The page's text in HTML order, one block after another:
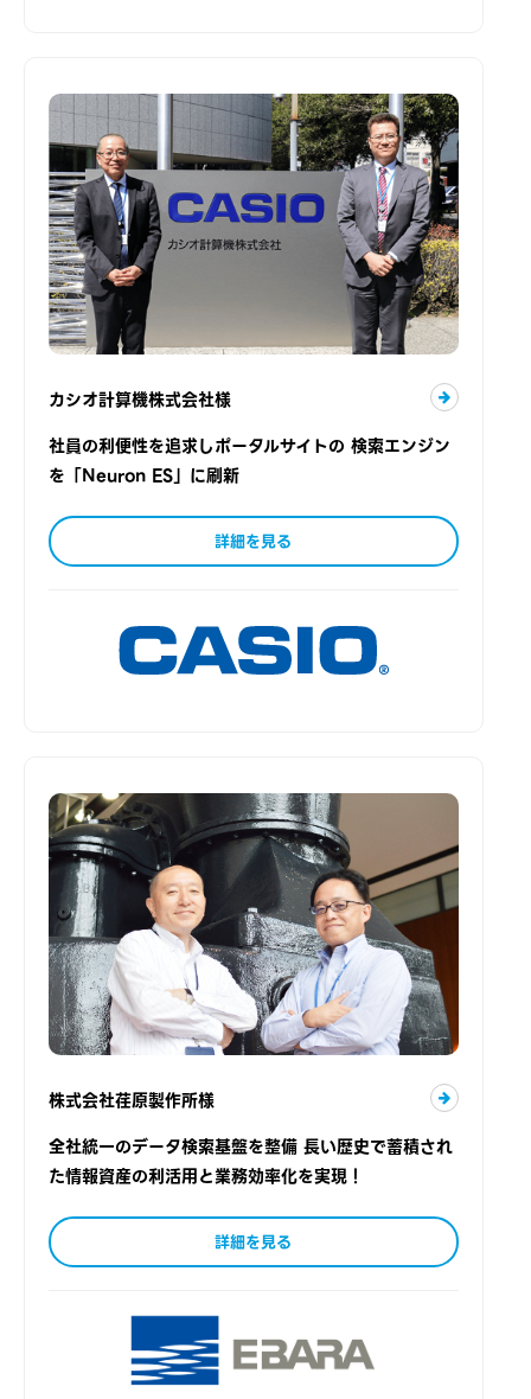
カシオ計算機株式会社様
社員の利便性を追求しポータルサイトの 検索エンジン
を「Neuron ES」に刷新
詳細を見る
株式会社荏原製作所様
全社統一のデータ検索基盤を整備 長い歴史で蓄積され
た情報資産の利活用と業務効率化を実現！
詳細を見る